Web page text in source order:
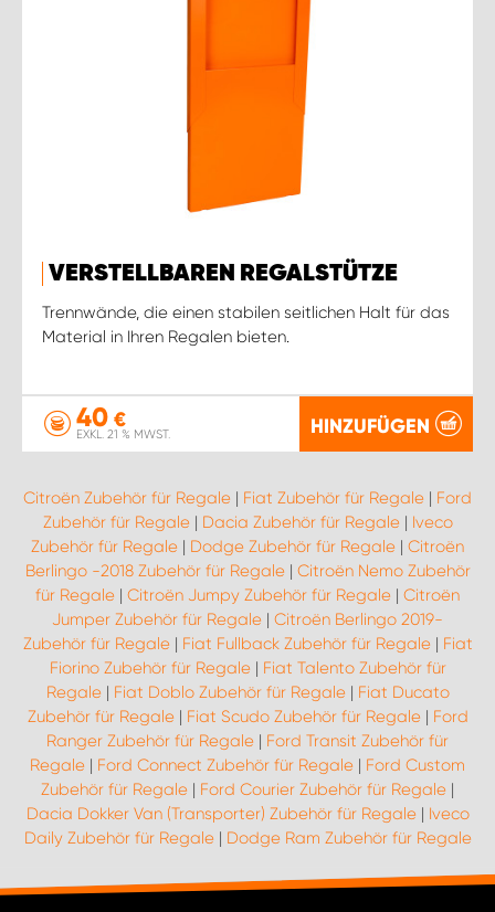
VERSTELLBAREN REGALSTÜTZE
Trennwände, die einen stabilen seitlichen Halt für das
Material in Ihren Regalen bieten.
40 €
EXKL. 21 % MWST. HINZUFÜGEN
Citroën Zubehör für Regale | Fiat Zubehör für Regale | Ford
Zubehör für Regale| Dacia Zubehör für Regale| Iveco
Zubehör für Regale | Dodge Zubehör für Regale | Citroën
Berlingo -2018 Zubehör für Regale| Citroën Nemo Zubehör
für Regale | Citroën Jumpy Zubehör für Regale | Citroën
Jumper Zubehör für Regale | Citroën Berlingo 2019-
Zubehör für Regale| Fiat Fullback Zubehör für Regale| Fiat
Fiorino Zubehör für Regale| Fiat Talento Zubehör für
Regale| Fiat Doblo Zubehör für Regale| Fiat Ducato
Zubehör für Regale| Fiat Scudo Zubehör für Regale| Ford
Ranger Zubehör für Regale | Ford Transit Zubehör für
Regale | Ford Connect Zubehör für Regale | Ford Custom
Zubehör für Regale | Ford Courier Zubehör für Regale |
Dacia Dokker Van (Transporter) Zubehör für Regale| Iveco
Daily Zubehör für Regale| Dodge Ram Zubehör für Regale